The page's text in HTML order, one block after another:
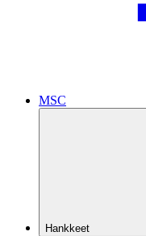
MSC
Hankkeet